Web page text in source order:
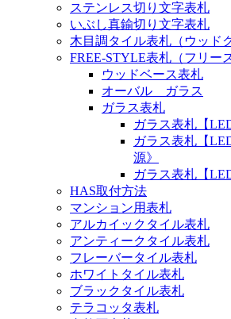
ステンレス切り文字表札
いぶし真鍮切り文字表札
木目調タイル表札（ウッド
FREE-STYLE表札（フリー
ウッドベース表札
オーバル ガラス
ガラス表札
ガラス表札【
ガラス表札【
源》
ガラス表札【
HAS取付方法
マンション用表札
アルカイックタイル表札
アンティークタイル表札
フレーバータイル表札
ホワイトタイル表札
ブラックタイル表札
テラコッタ表札